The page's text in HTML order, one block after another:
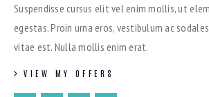
Suspendisse cursus elit vel enim mollis, ut
egestas. Proin urna eros, vestibulum ac
vitae est. Nulla mollis enim erat.
VIEW MY OFFERS